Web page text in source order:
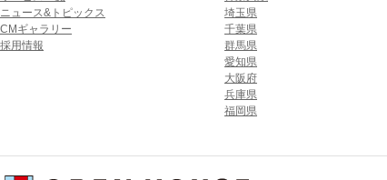
ニュース&トピックス
CMギャラリー
採用情報
埼玉県
千葉県
群馬県
愛知県
大阪府
兵庫県
福岡県